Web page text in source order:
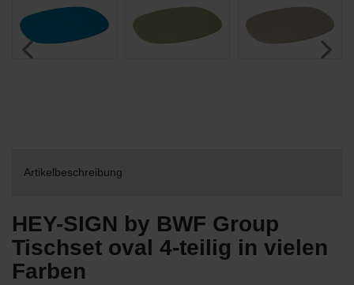
Artikelbeschreibung
HEY-SIGN by BWF Group
Tischset oval 4-teilig in vielen
Farben